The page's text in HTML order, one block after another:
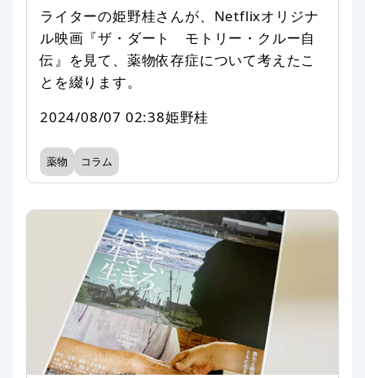
ライターの姫野桂さんが、Netflixオリジナ
ル映画『ザ・ダート モトリー・クルー自
伝』を見て、薬物依存症について考えたこ
とを綴ります。
2024/08/07 02:38姫野桂
薬物 コラム